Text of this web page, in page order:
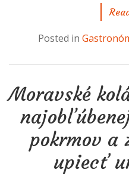
Posted in
Moravské
pokrmov a
upiecť